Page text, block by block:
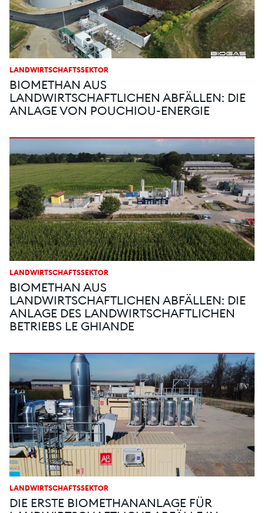
LANDWIRTSCHAFTSSEKTOR
BIOMETHAN AUS
LANDWIRTSCHAFTLICHEN ABFÄLLEN: DIE
ANLAGE VON POUCHIOU-ENERGIE
LANDWIRTSCHAFTSSEKTOR
BIOMETHAN AUS
LANDWIRTSCHAFTLICHEN ABFÄLLEN: DIE
ANLAGE DES LANDWIRTSCHAFTLICHEN
BETRIEBS LE GHIANDE
LANDWIRTSCHAFTSSEKTOR
DIE ERSTE BIOMETHANANLAGE FÜR